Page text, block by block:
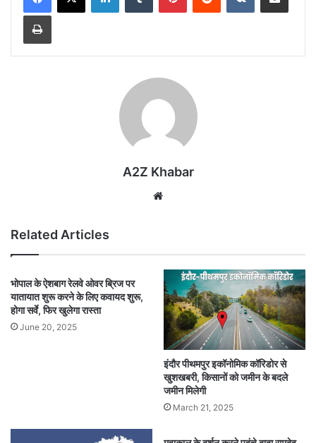
Print
A2Z Khabar
Related Articles
भोपाल के ऐशबाग रेलवे ओवर ब्रिज पर
यातायात शुरू करने के लिए कवायद शुरू,
होगा सर्वे, फिर खुलेगा रास्ता
June 20, 2025
इंदौर पीथमपुर इकॉनोमिक कॉरिडोर से
खुशखबरी, किसानों को जमीन के बदले
जमीन मिलेगी
March 21, 2025